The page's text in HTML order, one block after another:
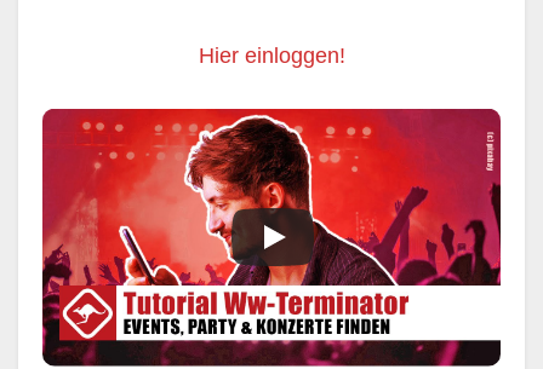
Hier einloggen!